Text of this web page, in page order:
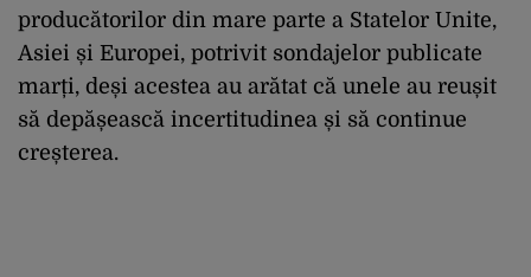
producătorilor din mare parte a Statelor Unite,
Asiei și Europei, potrivit sondajelor publicate
marți, deși acestea au arătat că unele au reușit
să depășească incertitudinea și să continue
creșterea.